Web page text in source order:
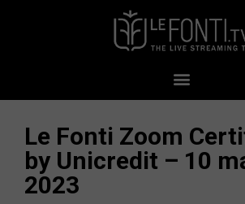
Le Fonti Zoom
by Unicredit – 10
2023